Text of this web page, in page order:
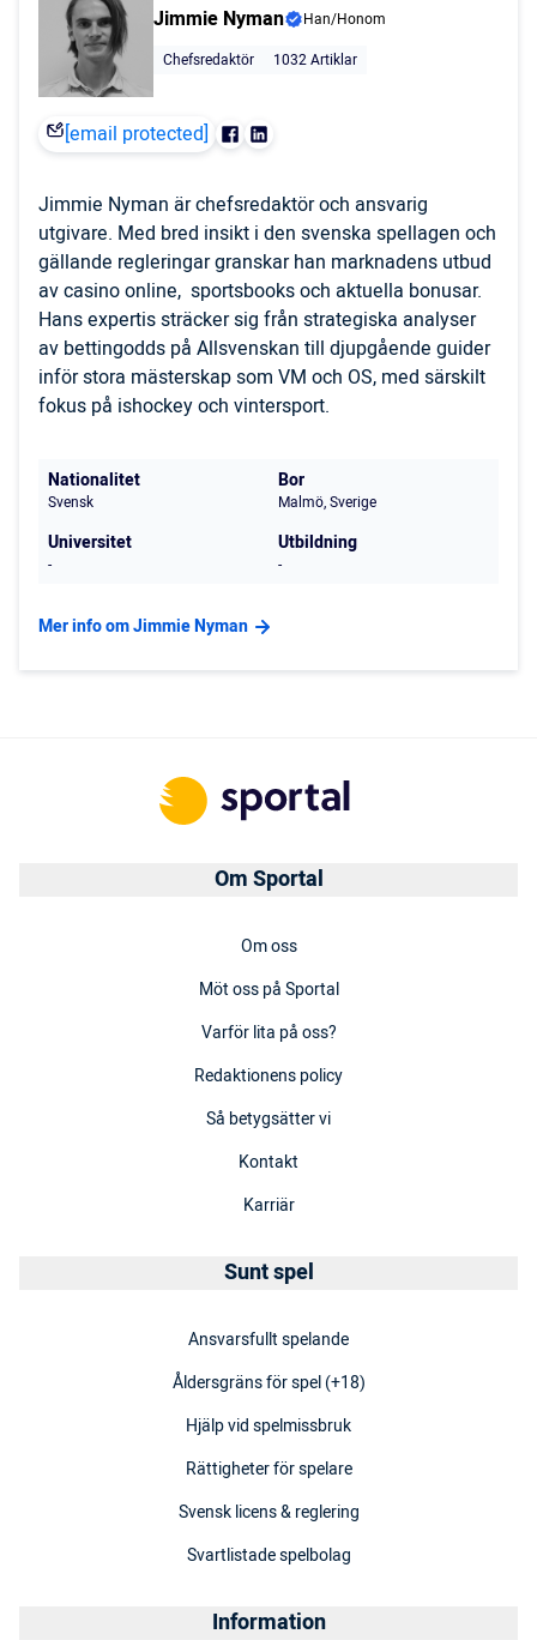
Jimmie Nyman
Han/Honom
Chefsredaktör
1032 Artiklar
[email protected]
Jimmie Nyman är chefsredaktör och ansvarig
utgivare. Med bred insikt i den svenska spellagen och
gällande regleringar granskar han marknadens utbud
av casino online, sportsbooks och aktuella bonusar.
Hans expertis sträcker sig från strategiska analyser
av bettingodds på Allsvenskan till djupgående guider
inför stora mästerskap som VM och OS, med särskilt
fokus på ishockey och vintersport.
Nationalitet
Svensk
Bor
Malmö, Sverige
Universitet
-
Utbildning
-
Mer info om Jimmie Nyman
Om Sportal
Om oss
Möt oss på Sportal
Varför lita på oss?
Redaktionens policy
Så betygsätter vi
Kontakt
Karriär
Sunt spel
Ansvarsfullt spelande
Åldersgräns för spel (+18)
Hjälp vid spelmissbruk
Rättigheter för spelare
Svensk licens & reglering
Svartlistade spelbolag
Information